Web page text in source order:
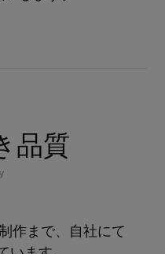
品質
作まで、自社にて